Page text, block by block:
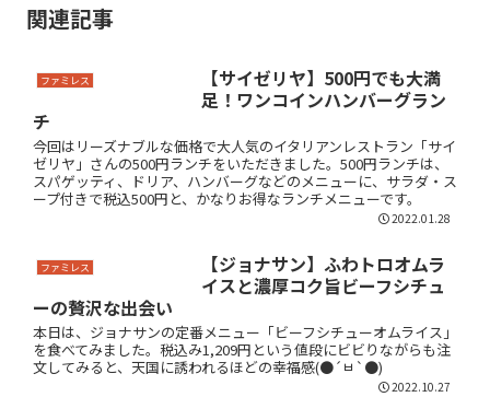
関連記事
ファミレス
【サイゼリヤ】500円でも大満
足！ワンコインハンバーグラン
チ
今回はリーズナブルな価格で大人気のイタリアンレストラン「サイ
ゼリヤ」さんの500円ランチをいただきました。500円ランチは、
スパゲッティ、ドリア、ハンバーグなどのメニューに、サラダ・ス
ープ付きで税込500円と、かなりお得なランチメニューです。
2022.01.28
ファミレス
【ジョナサン】ふわトロオムラ
イスと濃厚コク旨ビーフシチュ
ーの贅沢な出会い
本日は、ジョナサンの定番メニュー「ビーフシチューオムライス」
を食べてみました。税込み1,209円という値段にビビりながらも注
文してみると、天国に誘われるほどの幸福感(●´ㅂ`●)
2022.10.27